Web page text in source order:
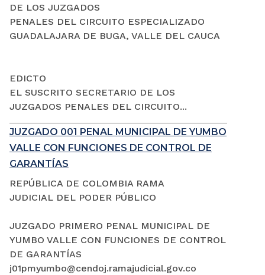
DE LOS JUZGADOS
PENALES DEL CIRCUITO ESPECIALIZADO
GUADALAJARA DE BUGA, VALLE DEL CAUCA
EDICTO
EL SUSCRITO SECRETARIO DE LOS
JUZGADOS PENALES DEL CIRCUITO...
JUZGADO 001 PENAL MUNICIPAL DE YUMBO
VALLE CON FUNCIONES DE CONTROL DE
GARANTÍAS
REPÚBLICA DE COLOMBIA RAMA
JUDICIAL DEL PODER PÚBLICO
JUZGADO PRIMERO PENAL MUNICIPAL DE
YUMBO VALLE CON FUNCIONES DE CONTROL
DE GARANTÍAS
j01pmyumbo@cendoj.ramajudicial.gov.co